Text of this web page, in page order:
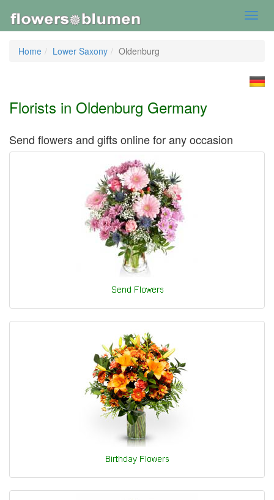
Home
Lower Saxony Oldenburg
Florists in Oldenburg Germany
Send flowers and gifts online for any occasion